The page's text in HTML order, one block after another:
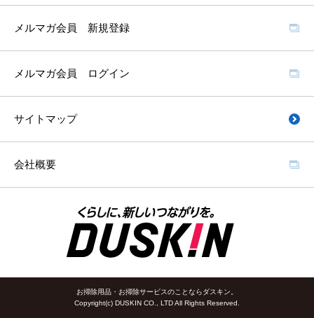
メルマガ会員 新規登録
メルマガ会員 ログイン
サイトマップ
会社概要
お掃除用品・お掃除サービスのことならダスキン。
Copyright(c) DUSKIN CO., LTD All Rights Reserved.